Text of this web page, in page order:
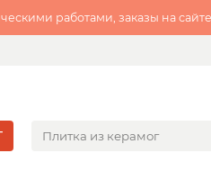
работами, заказы на